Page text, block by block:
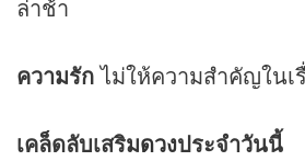
ล่าช้า
ความรักไม่ให้ความสำคัญในเ
เคล็ดลับเสริมดวงประจำวันนี้